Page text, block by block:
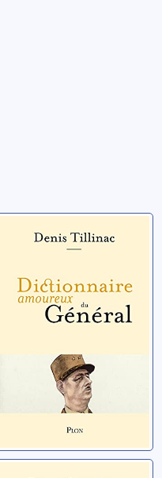
Dictionnaire
amoureux du
général
Tillinac, Denis